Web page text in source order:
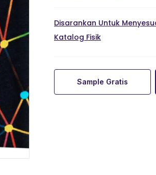
Disarankan Untuk
Katalog Fisik
Sample Gratis